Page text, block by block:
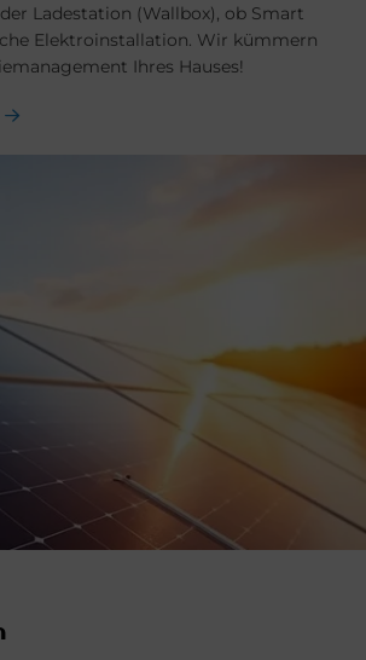
Ladestation (Wallbox), ob Smart
Elektroinstallation. Wir kümmern
Ihres Hauses!